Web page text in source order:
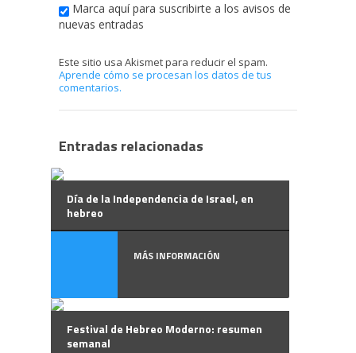
Marca aquí para suscribirte a los avisos de
nuevas entradas
Este sitio usa Akismet para reducir el spam.
Aprende cómo se procesan los datos de tus
comentarios.
Entradas relacionadas
Día de la Independencia de Israel, en
hebreo
MÁS INFORMACIÓN
Festival de Hebreo Moderno: resumen
semanal